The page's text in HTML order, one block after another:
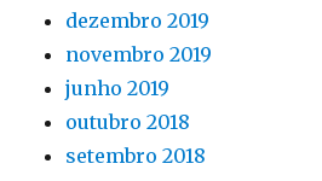
dezembro 2019
novembro 2019
junho 2019
outubro 2018
setembro 2018